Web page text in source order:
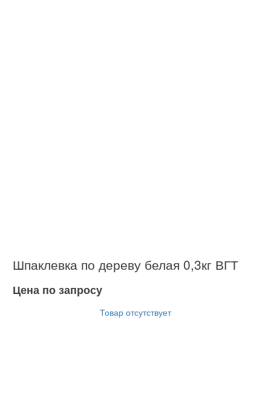
Шпаклевка по дереву белая 0,3кг ВГТ
Цена по запросу
Товар отсутствует